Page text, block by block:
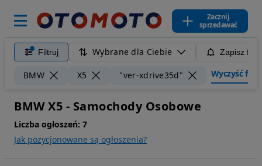
Zacznij
sprzedawać
Filtruj Wybrane dla Ciebie Zapisz
BMW X5 "ver-xdrive35d" Wyczyść filtry
BMW X5 - Samochody Osobowe
Liczba ogłoszeń: 7
Jak pozycjonowane są ogłoszenia?